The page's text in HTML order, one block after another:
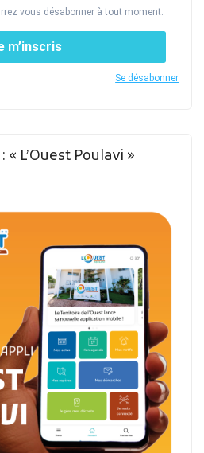
vous désabonner à tout moment.
m’inscris
Se désabonner
L’Ouest Poulavi »